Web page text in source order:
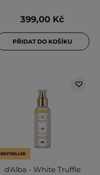
399,00 Kč
PŘIDAT DO KOŠÍKU
BESTSELLER
d'Alba - White Truffle